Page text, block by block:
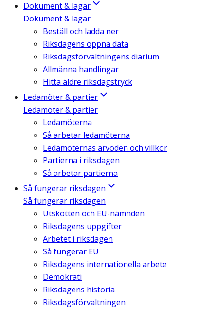
Dokument & lagar
Dokument & lagar
Beställ och ladda ner
Riksdagens öppna data
Riksdagsförvaltningens diarium
Allmänna handlingar
Hitta äldre riksdagstryck
Ledamöter & partier
Ledamöter & partier
Ledamöterna
Så arbetar ledamöterna
Ledamöternas arvoden och villkor
Partierna i riksdagen
Så arbetar partierna
Så fungerar riksdagen
Så fungerar riksdagen
Utskotten och EU-nämnden
Riksdagens uppgifter
Arbetet i riksdagen
Så fungerar EU
Riksdagens internationella arbete
Demokrati
Riksdagens historia
Riksdagsförvaltningen